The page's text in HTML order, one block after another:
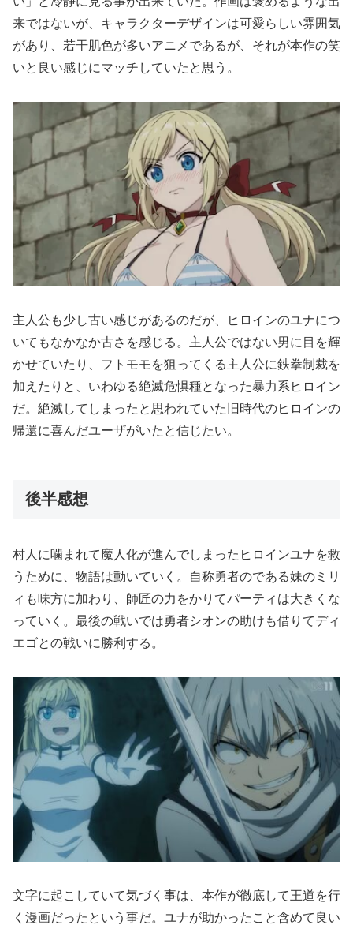
来ではないが、キャラクターデザインは可愛らしい雰囲気
があり、若干肌色が多いアニメであるが、それが本作の笑
いと良い感じにマッチしていたと思う。
主人公も少し古い感じがあるのだが、ヒロインのユナにつ
いてもなかなか古さを感じる。主人公ではない男に目を輝
かせていたり、フトモモを狙ってくる主人公に鉄拳制裁を
加えたりと、いわゆる絶滅危惧種となった暴力系ヒロイン
だ。絶滅してしまったと思われていた旧時代のヒロインの
帰還に喜んだユーザがいたと信じたい。
後半感想
村人に噛まれて魔人化が進んでしまったヒロインユナを救
うために、物語は動いていく。自称勇者のである妹のミリ
ィも味方に加わり、師匠の力をかりてパーティは大きくな
っていく。最後の戦いでは勇者シオンの助けも借りてディ
エゴとの戦いに勝利する。
文字に起こしていて気づく事は、本作が徹底して王道を行
く漫画だったという事だ。ユナが助かったこと含めて良い